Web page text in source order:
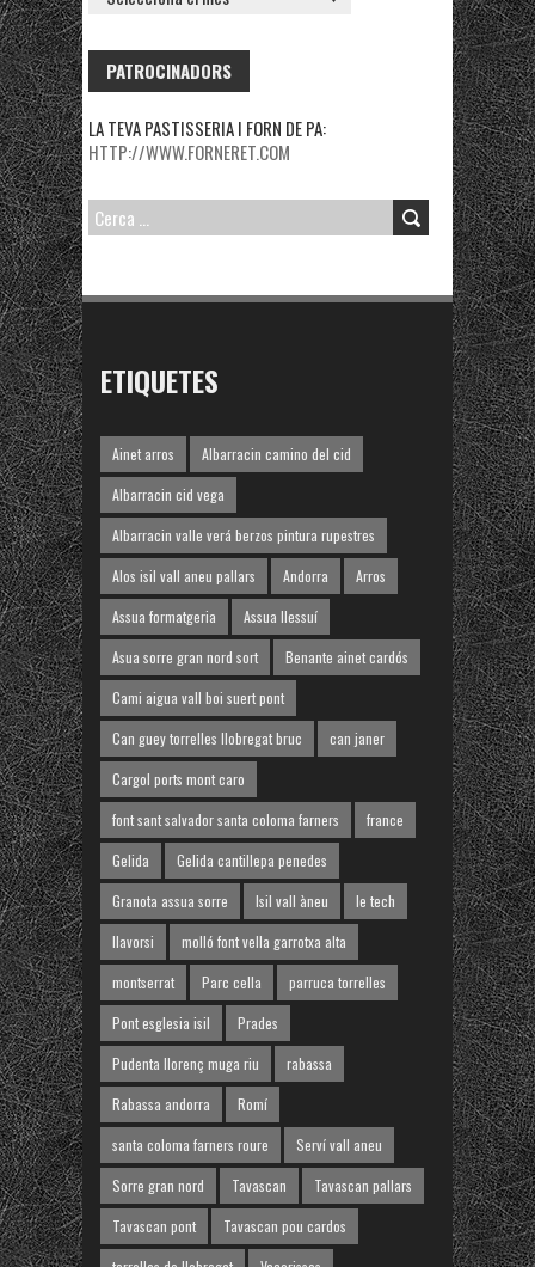
PATROCINADORS
LA TEVA PASTISSERIA I FORN DE PA:
HTTP://WWW.FORNERET.COM
CERCA:
ETIQUETES
Ainet arros
Albarracin camino del cid
Albarracin cid vega
Albarracin valle verá berzos pintura rupestres
Alos isil vall aneu pallars
Andorra
Arros
Assua formatgeria
Assua llessuí
Asua sorre gran nord sort
Benante ainet cardós
Cami aigua vall boi suert pont
Can guey torrelles llobregat bruc
can janer
Cargol ports mont caro
font sant salvador santa coloma farners
france
Gelida
Gelida cantillepa penedes
Granota assua sorre
Isil vall àneu
le tech
llavorsi
molló font vella garrotxa alta
montserrat
Parc cella
parruca torrelles
Pont esglesia isil
Prades
Pudenta llorenç muga riu
rabassa
Rabassa andorra
Romí
santa coloma farners roure
Serví vall aneu
Sorre gran nord
Tavascan
Tavascan pallars
Tavascan pont
Tavascan pou cardos